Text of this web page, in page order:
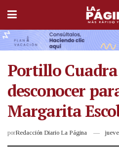
Portillo
desconocer
Margarita
porRedacción Diario La Página